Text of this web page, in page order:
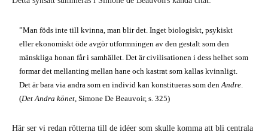
”Man föds inte till kvinna, man blir det. Inget biologiskt, psykiskt
eller ekonomiskt öde avgör utformningen av den gestalt som den
mänskliga honan får i samhället. Det är civilisationen i dess helhet som
formar det mellanting mellan hane och kastrat som kallas kvinnligt.
Det är bara via andra som en individ kan konstitueras som denAndre
(Det Andra könet , Simone De Beauvoir, s. 325)
Här ser vi redan rötterna till de idéer som skulle komma att bli centrala